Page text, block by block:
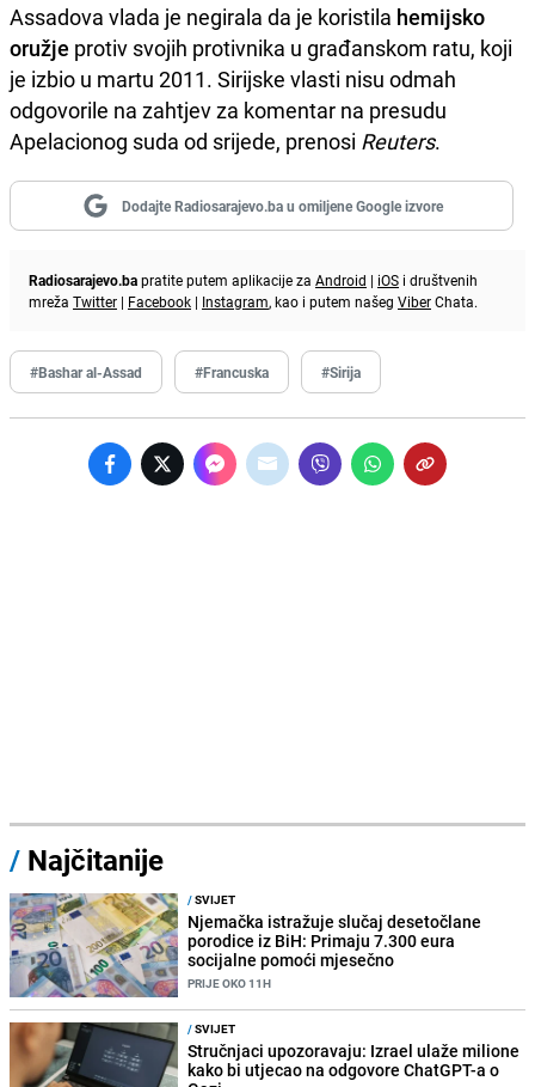
Assadova vlada je negirala da je koristila hemijsko
oružje protiv svojih protivnika u građanskom ratu, koji
je izbio u martu 2011. Sirijske vlasti nisu odmah
odgovorile na zahtjev za komentar na presudu
Apelacionog suda od srijede, prenosi Reuters.
Dodajte Radiosarajevo.ba u omiljene Google izvore
Radiosarajevo.bapratite putem aplikacije za Android | iOS i društvenih
mreža Twitter | Facebook | Instagram, kao i putem našeg ViberChata.
#Bashar al-Assad #Francuska #Sirija
/ Najčitanije
/SVIJET
Njemačka istražuje slučaj desetočlane
porodice iz BiH: Primaju 7.300 eura
socijalne pomoći mjesečno
PRIJE OKO 11H
/SVIJET
Stručnjaci upozoravaju: Izrael ulaže milione
kako bi utjecao na odgovore ChatGPT-a o